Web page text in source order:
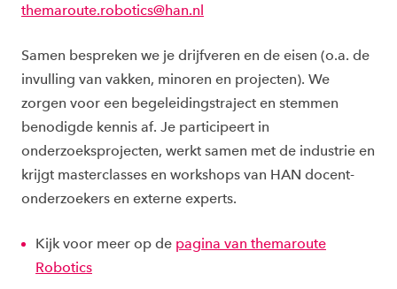
themaroute.robotics@han.nl
Samen bespreken we je drijfveren en de eisen (o.a. de
invulling van vakken, minoren en projecten). We
zorgen voor een begeleidingstraject en stemmen
benodigde kennis af. Je participeert in
onderzoeksprojecten, werkt samen met de industrie en
krijgt masterclasses en workshops van HAN docent-
onderzoekers en externe experts.
Kijk voor meer op de pagina van themaroute
Robotics